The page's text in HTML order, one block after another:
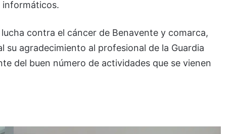
informáticos.
contra el cáncer de Benavente y comarca,
su agradecimiento al profesional de la Guardia
del buen número de actividades que se vienen